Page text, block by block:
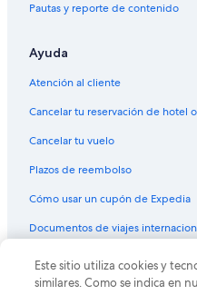
Pautas y reporte de contenido
Ayuda
Atención al cliente
Cancelar tu reservación de hotel
Cancelar tu vuelo
Plazos de reembolso
Cómo usar un cupón de Expedia
Documentos de viajes
© 2026 Expedia, Inc., una
derechos reservados. Expedia y
Este sitio utiliza cookies y
similares. Como se indica en